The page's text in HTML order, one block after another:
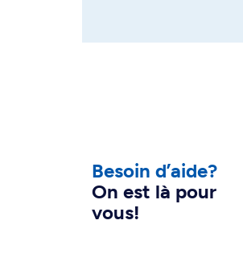
Besoin d’aide?
On est là pour
vous!